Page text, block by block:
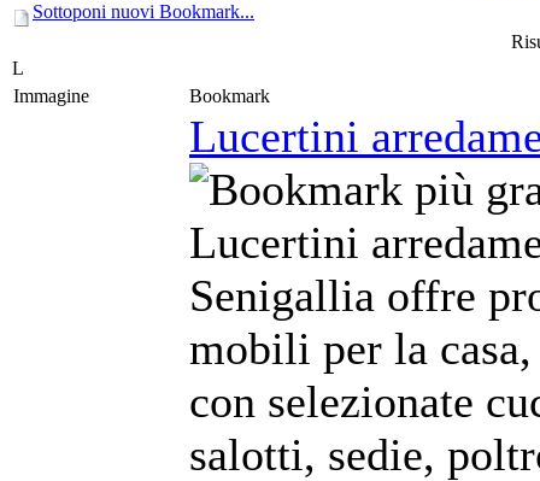
Sottoponi nuovi Bookmark...
L
Immagine
Bookmark
Lucertini
Lucertini
Senigallia offre
mobili per la
con selezionate
salotti, sedie,